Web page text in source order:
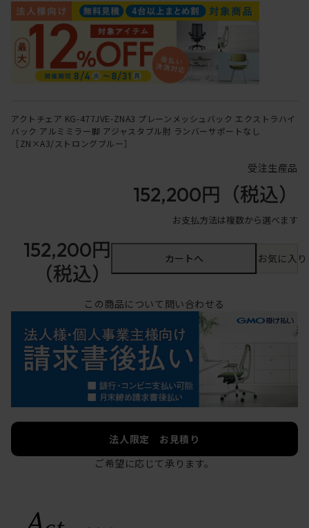
アクトチェア KG-477JVE-ZNA3 プレーンメッシュバック エクストラハイ
バック アルミミラー脚 アジャスタブル肘 ランバーサポートなし
［ZN×A3/ストロングブルー］
受注生産品
152,200円 （税込）
お支払方法は複数から選べます
152,200円
（税込）
カートへ お気に入
この商品について問い合わせる
法人限定 お見積り
ご希望に応じて承ります。